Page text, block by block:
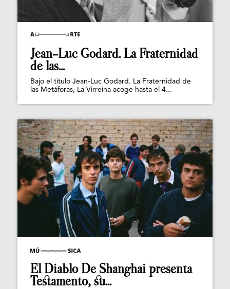
Jean-Luc Godard. La Fraternidad
de las...
Bajo el título Jean-Luc Godard. La Fraternidad de
las Metáforas, La Virreina acoge hasta el 4...
El Diablo De Shanghai presenta
Testamento, su...